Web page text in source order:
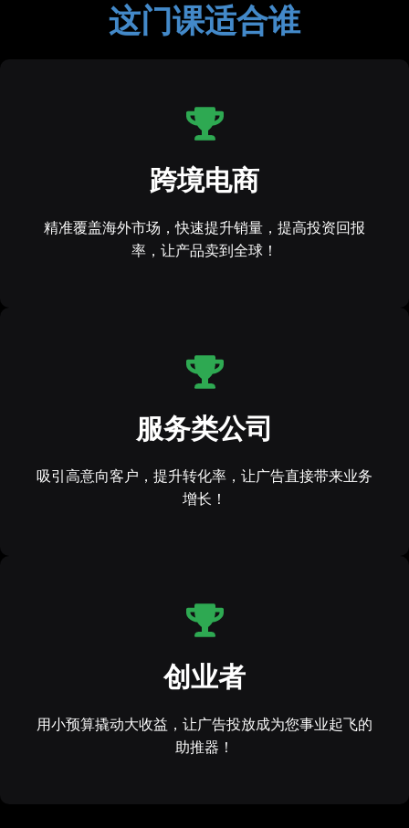
这门课适合谁
跨境电商
精准覆盖海外市场，快速提升销量，提高投资回报
率，让产品卖到全球！
服务类公司
吸引高意向客户，提升转化率，让广告直接带来业务
增长！
创业者
用小预算撬动大收益，让广告投放成为您事业起飞的
助推器！